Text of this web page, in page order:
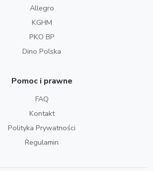
Allegro
KGHM
PKO BP
Dino Polska
Pomoc i prawne
FAQ
Kontakt
Polityka Prywatności
Regulamin